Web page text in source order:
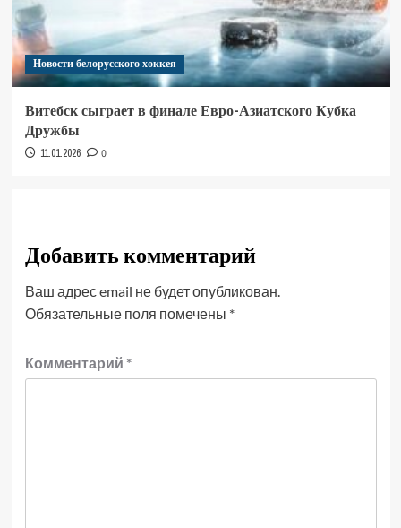
Новости белорусского хоккея
Витебск сыграет в финале Евро-Азиатского Кубка
Дружбы
11.01.2026 0
Добавить комментарий
Ваш адрес email не будет опубликован.
Обязательные поля помечены *
Комментарий *